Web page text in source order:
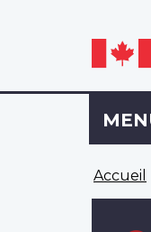
Se
à
Dossier
Accueil